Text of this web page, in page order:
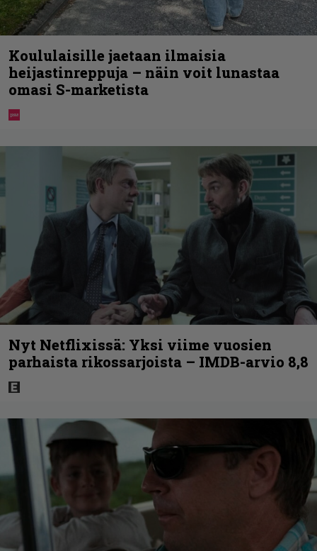
Koululaisille jaetaan ilmaisia
heijastinreppuja – näin voit lunastaa
omasi S-marketista
Nyt Netflixissä: Yksi viime vuosien
parhaista rikossarjoista – IMDB-arvio 8,8